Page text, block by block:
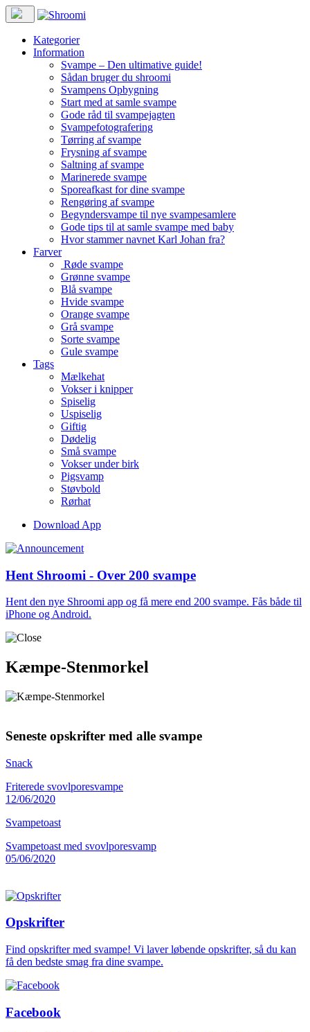
Kategorier
Information
Svampe – Den ultimative guide!
Sådan bruger du shroomi
Svampens Opbygning
Start med at samle svampe
Gode råd til svampejagten
Svampefotografering
Tørring af svampe
Frysning af svampe
Saltning af svampe
Marinerede svampe
Sporeafkast for dine svampe
Rengøring af svampe
Begyndersvampe til nye svampesamlere
Gode tips til at samle svampe med baby
Hvor stammer navnet Karl Johan fra?
Farver
Røde svampe
Grønne svampe
Blå svampe
Hvide svampe
Orange svampe
Grå svampe
Sorte svampe
Gule svampe
Tags
Mælkehat
Vokser i knipper
Spiselig
Uspiselig
Giftig
Dødelig
Små svampe
Vokser under birk
Pigsvamp
Støvbold
Rørhat
Download App
Hent Shroomi - Over 200 svampe
Hent den nye Shroomi app og få mere end 200 svampe. Fås både til
iPhone og Android.
Kæmpe-Stenmorkel
Seneste opskrifter med alle svampe
Snack
Friterede svovlporesvampe
12/06/2020
Svampetoast
Svampetoast med svovlporesvamp
05/06/2020
Opskrifter
Find opskrifter med svampe! Vi laver løbende opskrifter, så du kan
få den bedste smag fra dine svampe.
Facebook